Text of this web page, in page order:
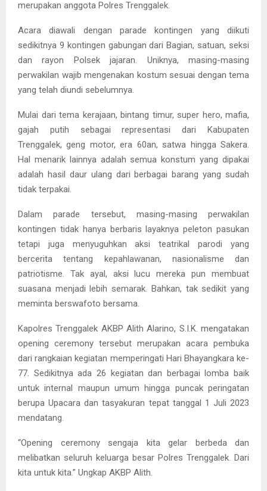
merupakan anggota Polres Trenggalek.
Acara diawali dengan parade kontingen yang diikuti
sedikitnya 9 kontingen gabungan dari Bagian, satuan, seksi
dan rayon Polsek jajaran. Uniknya, masing-masing
perwakilan wajib mengenakan kostum sesuai dengan tema
yang telah diundi sebelumnya.
Mulai dari tema kerajaan, bintang timur, super hero, mafia,
gajah putih sebagai representasi dari Kabupaten
Trenggalek, geng motor, era 60an, satwa hingga Sakera.
Hal menarik lainnya adalah semua konstum yang dipakai
adalah hasil daur ulang dari berbagai barang yang sudah
tidak terpakai.
Dalam parade tersebut, masing-masing perwakilan
kontingen tidak hanya berbaris layaknya peleton pasukan
tetapi juga menyuguhkan aksi teatrikal parodi yang
bercerita tentang kepahlawanan, nasionalisme dan
patriotisme. Tak ayal, aksi lucu mereka pun membuat
suasana menjadi lebih semarak. Bahkan, tak sedikit yang
meminta berswafoto bersama.
Kapolres Trenggalek AKBP Alith Alarino, S.I.K. mengatakan
opening ceremony tersebut merupakan acara pembuka
dari rangkaian kegiatan memperingati Hari Bhayangkara ke-
77. Sedikitnya ada 26 kegiatan dan berbagai lomba baik
untuk internal maupun umum hingga puncak peringatan
berupa Upacara dan tasyakuran tepat tanggal 1 Juli 2023
mendatang.
“Opening ceremony sengaja kita gelar berbeda dan
melibatkan seluruh keluarga besar Polres Trenggalek. Dari
kita untuk kita.” Ungkap AKBP Alith.